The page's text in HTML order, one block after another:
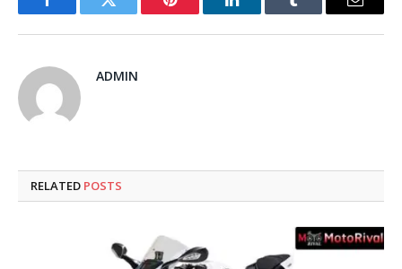
FacebookTwitter Pinterest LinkedInTumblr Email
ADMIN
RELATED POSTS